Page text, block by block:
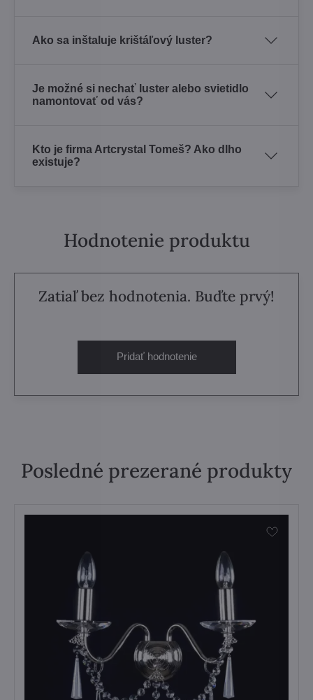
Ako sa inštaluje krištáľový luster?
Je možné si nechať luster alebo svietidlo
namontovať od vás?
Kto je firma Artcrystal Tomeš? Ako dlho
existuje?
Hodnotenie produktu
Zatiaľ bez hodnotenia. Buďte prvý!
Pridať hodnotenie
Posledné prezerané produkty